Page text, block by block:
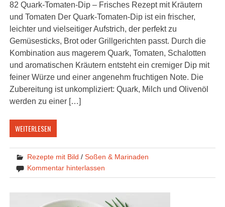
82 Quark-Tomaten-Dip – Frisches Rezept mit Kräutern
und Tomaten Der Quark-Tomaten-Dip ist ein frischer,
leichter und vielseitiger Aufstrich, der perfekt zu
Gemüsesticks, Brot oder Grillgerichten passt. Durch die
Kombination aus magerem Quark, Tomaten, Schalotten
und aromatischen Kräutern entsteht ein cremiger Dip mit
feiner Würze und einer angenehm fruchtigen Note. Die
Zubereitung ist unkompliziert: Quark, Milch und Olivenöl
werden zu einer […]
WEITERLESEN
Rezepte mit Bild /Soßen & Marinaden
Kommentar hinterlassen